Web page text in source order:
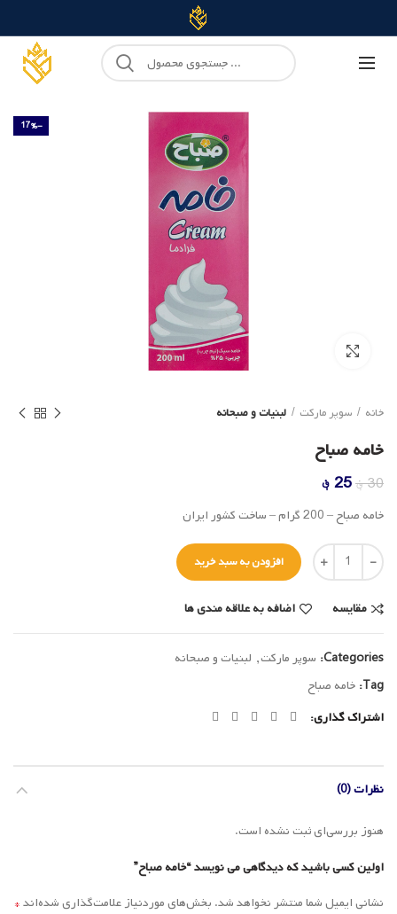
-17%
خانه سوپر مارکت لبنیات و صبحانه
خامه صباح
30؋قیمت
30 ؋
بود.
25؋
25 ؋
است.
خامه صباح – 200 گرام – ساخت کشور ایران
تعداد
افزودن به سبد خرید
مقایسه اضافه به علاقه مندی ها
Categories: سوپر مارکت, لبنیات و صبحانه
Tag: خامه صباح
اشتراک گذاری
نظرات (0)
هنوز بررسی‌ای ثبت نشده است.
اولین کسی باشید که دیدگاهی می نویسد “خامه صباح”
نشانی ایمیل شما منتشر نخواهد شد. بخش‌های موردنیاز علامت‌گذاری شده‌اند*